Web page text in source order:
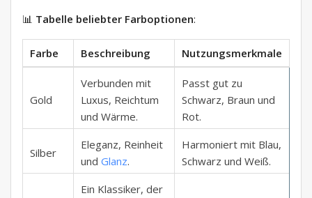
📊 Tabelle beliebter Farboptionen:
Farbe Beschreibung Nutzungsmerkmale
Gold
Verbunden mit
Luxus, Reichtum
und Wärme.
Passt gut zu
Schwarz, Braun und
Rot.
Silber
Eleganz, Reinheit
und Glanz.
Harmoniert mit Blau,
Schwarz und Weiß.
Ein Klassiker, der